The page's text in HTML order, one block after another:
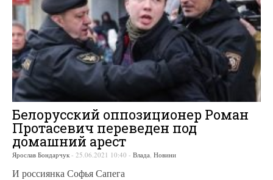
Белорусский оппозиционер Роман
Протасевич переведен под
домашний арест
Ярослав Бондарчук - 25.06.2021 10:40 - Влада Новини
И россиянка Софья Сапега